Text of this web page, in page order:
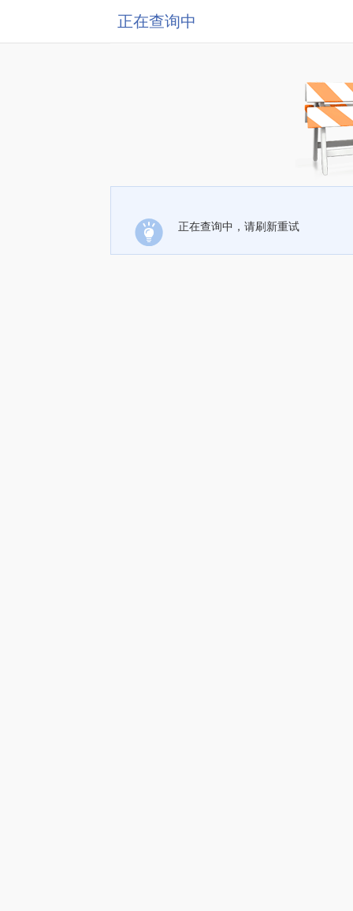
正在查询中
正在查询中，请刷新重试